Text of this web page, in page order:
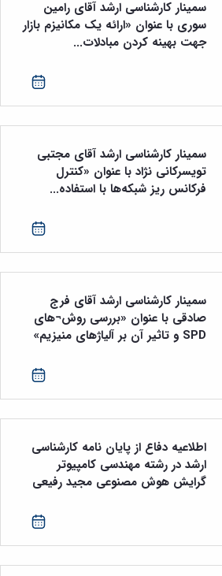
سمینار کارشناسی ارشد آقای رامین
سوری با عنوان «ارائه یک مکانیزم بازار
جهت بهینه کردن مبادلات...
سمینار کارشناسی ارشد آقای مجتبی
تویسرکانی نژاد با عنوان «کنترل
فرکانس ریز شبکه‌ها با استفاده...
سمینار کارشناسی ارشد آقای فرج
صادقی با عنوان «بررسی روش¬های
SPD و تاثیر آن بر آلیاژهای منیزیم»
اطلاعیه دفاع از پایان نامه کارشناسی
ارشد در رشته مهندسی کامپیوتر
گرایش هوش مصنوعی مجید رفیعی